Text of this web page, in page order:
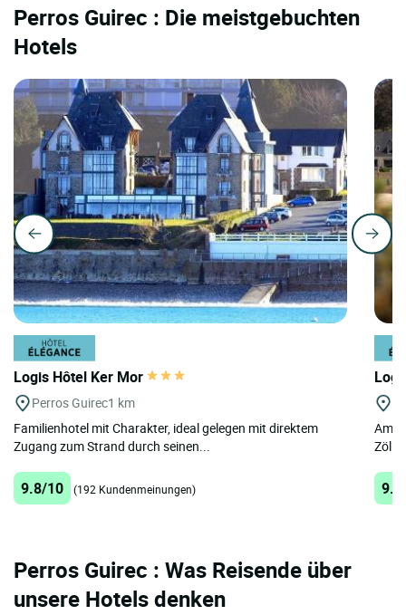
Perros Guirec : Die meistgebuchten
Hotels
Logis Hôtel Ker Mor
Perros Guirec1 km
Familienhotel mit Charakter, ideal gelegen mit direktem
Zugang zum Strand durch seinen...
9.8/10 (192 Kundenmeinungen)
Am
Perros Guirec : Was Reisende über
unsere Hotels denken